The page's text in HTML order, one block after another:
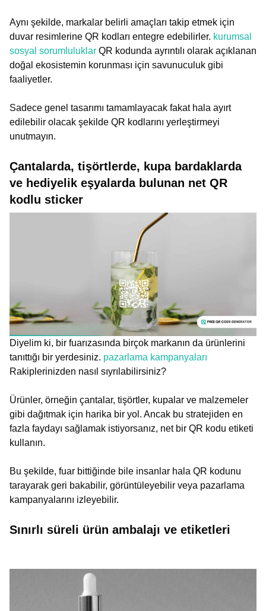
Aynı şekilde, markalar belirli amaçları takip etmek için
duvar resimlerine QR kodları entegre edebilirler. kurumsal
sosyal sorumluluklar QR kodunda ayrıntılı olarak açıklanan
doğal ekosistemin korunması için savunuculuk gibi
faaliyetler.
Sadece genel tasarımı tamamlayacak fakat hala ayırt
edilebilir olacak şekilde QR kodlarını yerleştirmeyi
unutmayın.
Çantalarda, tişörtlerde, kupa bardaklarda
ve hediyelik eşyalarda bulunan net QR
kodlu sticker
Diyelim ki, bir fuarızasında birçok markanın da ürünlerini
tanıttığı bir yerdesiniz. pazarlama kampanyaları
Rakiplerinizden nasıl sıyrılabilirsiniz?
Ürünler, örneğin çantalar, tişörtler, kupalar ve malzemeler
gibi dağıtmak için harika bir yol. Ancak bu stratejiden en
fazla faydayı sağlamak istiyorsanız, net bir QR kodu etiketi
kullanın.
Bu şekilde, fuar bittiğinde bile insanlar hala QR kodunu
tarayarak geri bakabilir, görüntüleyebilir veya pazarlama
kampanyalarını izleyebilir.
Sınırlı süreli ürün ambalajı ve etiketleri